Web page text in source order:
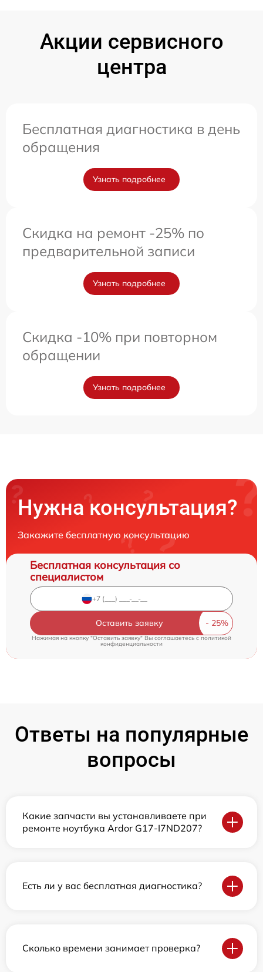
Акции сервисного
центра
Бесплатная диагностика в день
обращения
Узнать подробнее
Скидка на ремонт -25% по
предварительной записи
Узнать подробнее
Скидка -10% при повторном
обращении
Узнать подробнее
Нужна консультация?
Закажите бесплатную консультацию
Бесплатная консультация со
специалистом
Оставить заявку
Нажимая на кнопку "Оставить заявку" Вы соглашаетесь cполитикой
конфиденциальности
Ответы на популярные
вопросы
Какие запчасти вы устанавливаете при
ремонте ноутбука Ardor G17-I7ND207?
Есть ли у вас бесплатная диагностика?
Сколько времени занимает проверка?